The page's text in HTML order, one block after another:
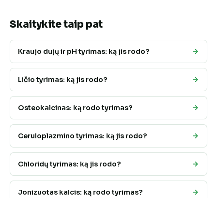
Skaitykite taip pat
Kraujo dujų ir pH tyrimas: ką jis rodo?
Ličio tyrimas: ką jis rodo?
Osteokalcinas: ką rodo tyrimas?
Ceruloplazmino tyrimas: ką jis rodo?
Chloridų tyrimas: ką jis rodo?
Jonizuotas kalcis: ką rodo tyrimas?